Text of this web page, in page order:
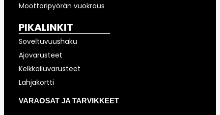
Moottoripyörän vuokraus
PIKALINKIT
Soveltuvuushaku
Ajovarusteet
Kelkkailuvarusteet
Lahjakortti
VARAOSAT JA TARVIKKEET